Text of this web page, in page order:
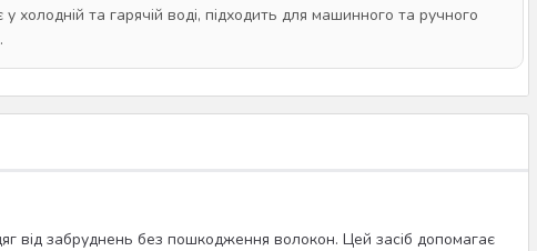
холодній та гарячій воді, підходить для машинного та ручного
від забруднень без пошкодження волокон. Цей засіб допомагає